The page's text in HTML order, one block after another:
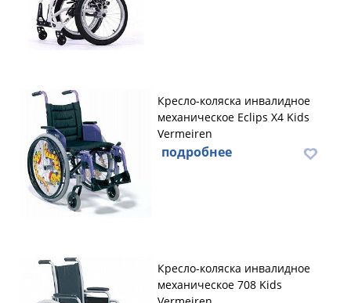
Кресло-коляска инвалидное
механическое Eclips X4 Kids
Vermeiren
подробнее
Кресло-коляска инвалидное
механическое 708 Kids